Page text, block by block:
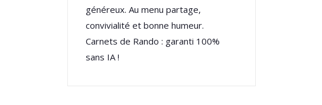
généreux. Au menu partage,
convivialité et bonne humeur.
Carnets de Rando : garanti 100%
sans IA !